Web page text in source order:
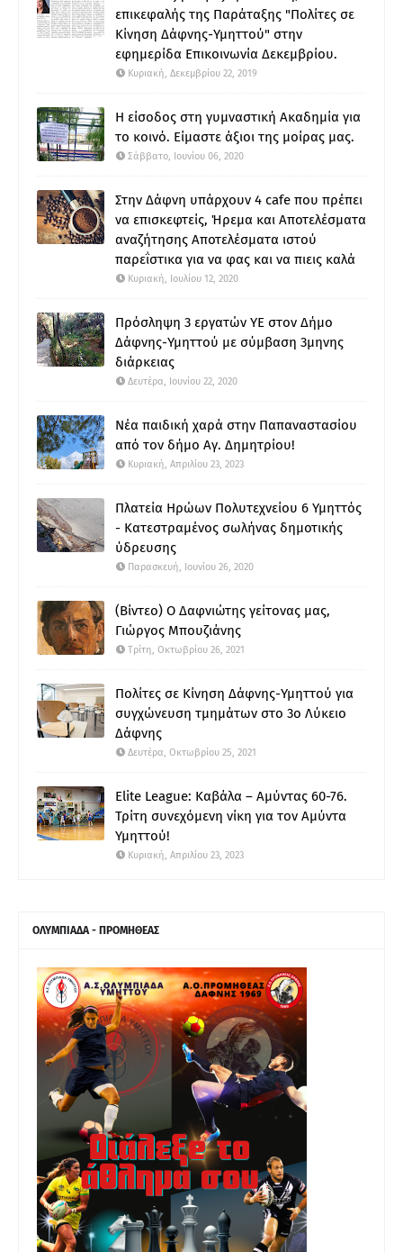
επικεφαλής της Παράταξης "Πολίτες σε
Κίνηση Δάφνης-Υμηττού" στην
εφημερίδα Επικοινωνία Δεκεμβρίου.
Κυριακή, Δεκεμβρίου 22, 2019
Η είσοδος στη γυμναστική Ακαδημία για
το κοινό. Είμαστε άξιοι της μοίρας μας.
Σάββατο, Ιουνίου 06, 2020
Στην Δάφνη υπάρχουν 4 cafe που πρέπει
να επισκεφτείς, Ήρεμα και Αποτελέσματα
αναζήτησης Αποτελέσματα ιστού
παρεΐστικα για να φας και να πιεις καλά
Κυριακή, Ιουλίου 12, 2020
Πρόσληψη 3 εργατών ΥΕ στον Δήμο
Δάφνης-Υμηττού με σύμβαση 3μηνης
διάρκειας
Δευτέρα, Ιουνίου 22, 2020
Νέα παιδική χαρά στην Παπαναστασίου
από τον δήμο Αγ. Δημητρίου!
Κυριακή, Απριλίου 23, 2023
Πλατεία Ηρώων Πολυτεχνείου 6 Υμηττός
- Κατεστραμένος σωλήνας δημοτικής
ύδρευσης
Παρασκευή, Ιουνίου 26, 2020
(Βίντεο) Ο Δαφνιώτης γείτονας μας,
Γιώργος Μπουζιάνης
Τρίτη, Οκτωβρίου 26, 2021
Πολίτες σε Κίνηση Δάφνης-Υμηττού για
συγχώνευση τμημάτων στο 3ο Λύκειο
Δάφνης
Δευτέρα, Οκτωβρίου 25, 2021
Elite League: Καβάλα – Αμύντας 60-76.
Τρίτη συνεχόμενη νίκη για τον Αμύντα
Υμηττού!
Κυριακή, Απριλίου 23, 2023
ΟΛΥΜΠΙΑΔΑ - ΠΡΟΜΗΘΕΑΣ